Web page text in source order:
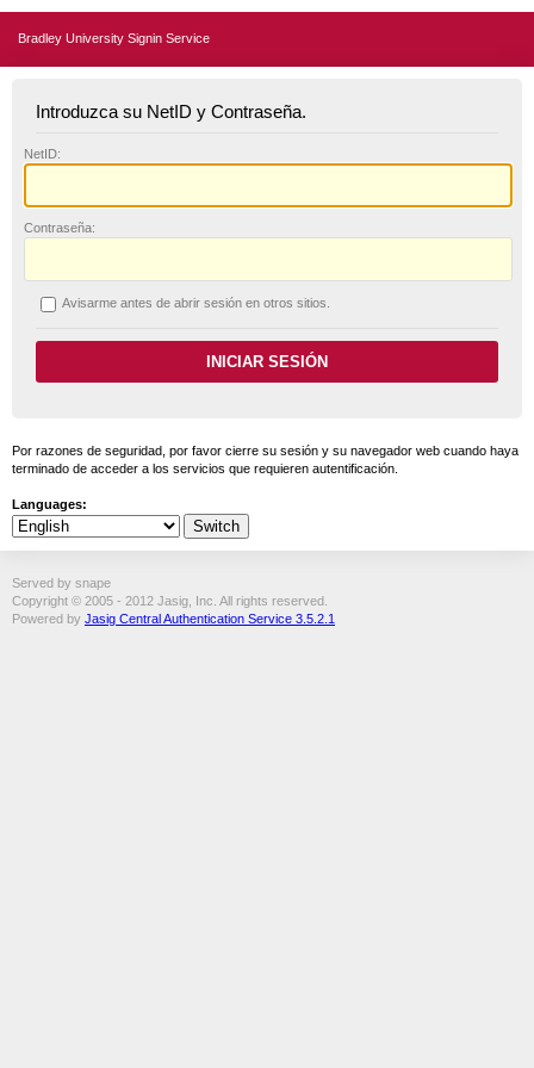
Bradley University Signin Service
Introduzca su NetID y Contraseña.
NetID:
Contraseña:
Avisarme antes de abrir sesión en otros sitios.
Por razones de seguridad, por favor cierre su sesión y su navegador web cuando haya
terminado de acceder a los servicios que requieren autentificación.
Languages:
Served by snape
Copyright © 2005 - 2012 Jasig, Inc. All rights reserved.
Powered by Jasig Central Authentication Service 3.5.2.1